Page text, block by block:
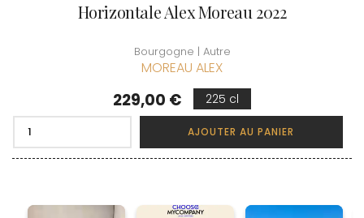
Horizontale Alex Moreau 2022
Bourgogne | Autre
MOREAU ALEX
Prix
229,00 € 225 cl
AJOUTER AU PANIER